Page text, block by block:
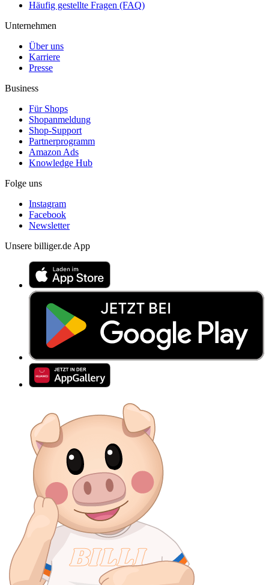
Häufig gestellte Fragen (FAQ)
Unternehmen
Über uns
Karriere
Presse
Business
Für Shops
Shopanmeldung
Shop-Support
Partnerprogramm
Amazon Ads
Knowledge Hub
Folge uns
Instagram
Facebook
Newsletter
Unsere billiger.de App